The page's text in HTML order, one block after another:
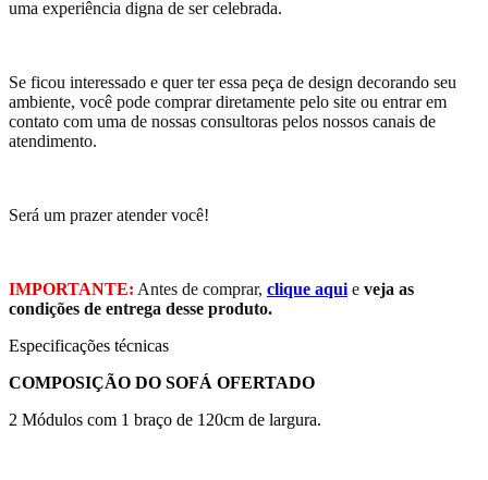
uma experiência digna de ser celebrada.
Se ficou interessado e quer ter essa peça de design decorando seu
ambiente, você pode comprar diretamente pelo site ou entrar em
contato com uma de nossas consultoras pelos nossos canais de
atendimento.
Será um prazer atender você!
IMPORTANTE: Antes de comprar, clique aqui e veja as
condições de entrega desse produto.
Especificações técnicas
COMPOSIÇÃO DO SOFÁ OFERTADO
2 Módulos com 1 braço de 120cm de largura.